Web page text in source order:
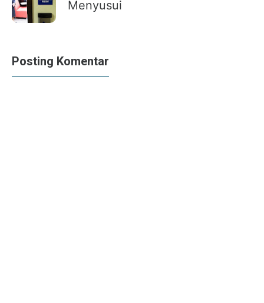
Menyusui
Posting Komentar